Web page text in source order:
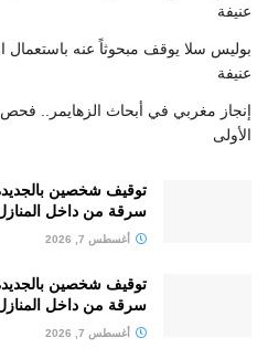
عنيفة
بوليس سلا يوقف مبحوثاً عنه باستعمال
عنيفة
إنجاز مغربي في أبحاث الزهايمر..
الأولى
توقيف شخصين
سرقة من داخل
أغسطس 7, 2026
توقيف شخصين
سرقة من داخل
أغسطس 7, 2026